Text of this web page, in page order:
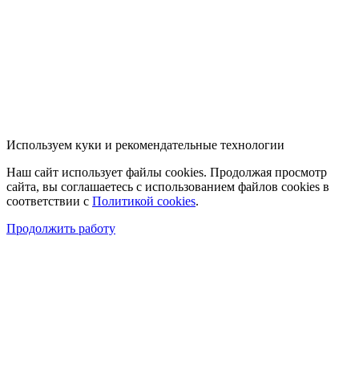
Используем куки и рекомендательные технологии
Наш сайт использует файлы cookies. Продолжая просмотр
сайта, вы соглашаетесь с использованием файлов cookies в
соответствии с Политикой cookies.
Продолжить работу